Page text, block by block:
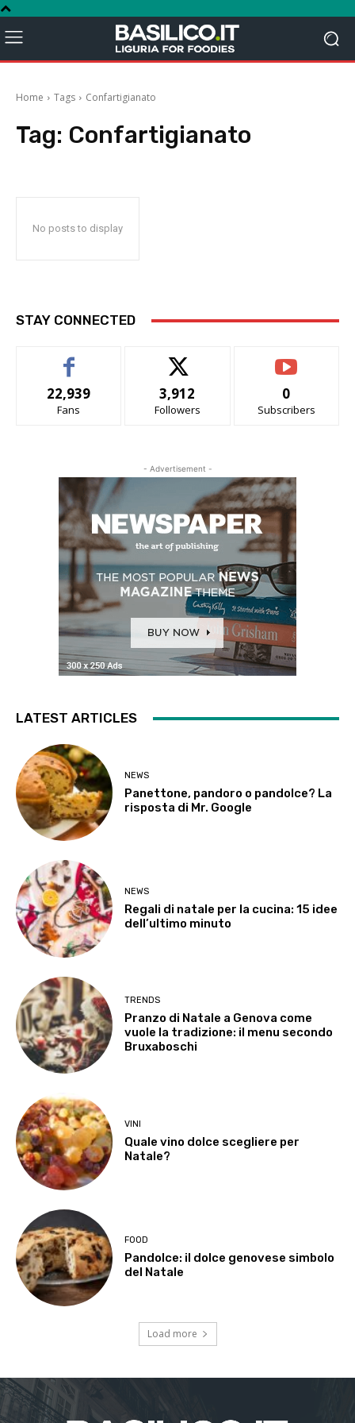
Home Tags Confartigianato
Tag: Confartigianato
No posts to display
STAY CONNECTED
22,939
Fans
3,912
Followers
0
Subscribers
- Advertisement -
LATEST ARTICLES
NEWS
Panettone, pandoro o pandolce? La
risposta di Mr. Google
NEWS
Regali di natale per la cucina: 15 idee
dell’ultimo minuto
TRENDS
Pranzo di Natale a Genova come
vuole la tradizione: il menu secondo
Bruxaboschi
VINI
Quale vino dolce scegliere per
Natale?
FOOD
Pandolce: il dolce genovese simbolo
del Natale
Load more